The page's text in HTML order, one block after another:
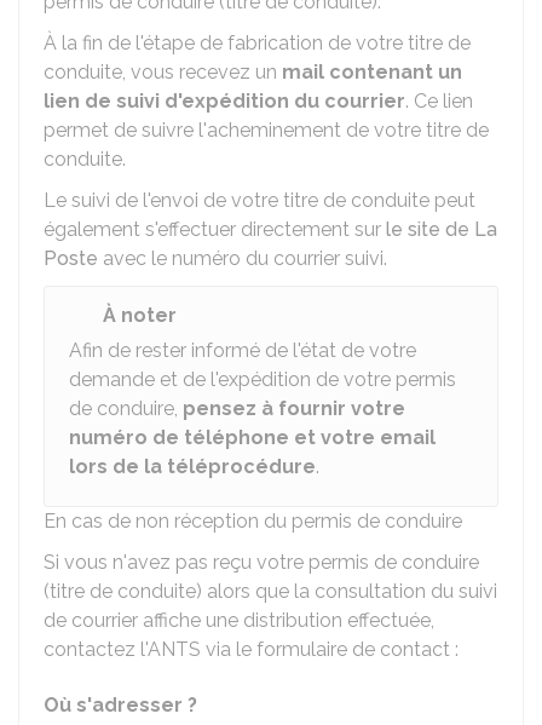
À la fin de l'étape de fabrication de votre titre de
conduite, vous recevez un mail contenant un
lien de suivi d'expédition du courrier. Ce lien
permet de suivre l'acheminement de votre titre de
conduite.
Le suivi de l'envoi de votre titre de conduite peut
également s'effectuer directement sur le site de La
Poste avec le numéro du courrier suivi.
À noter
Afin de rester informé de l'état de votre
demande et de l'expédition de votre permis
de conduire, pensez à fournir votre
numéro de téléphone et votre email
lors de la téléprocédure.
En cas de non réception du permis de conduire
Si vous n'avez pas reçu votre permis de conduire
(titre de conduite) alors que la consultation du suivi
de courrier affiche une distribution effectuée,
contactez l'ANTS via le formulaire de contact :
Où s'adresser ?